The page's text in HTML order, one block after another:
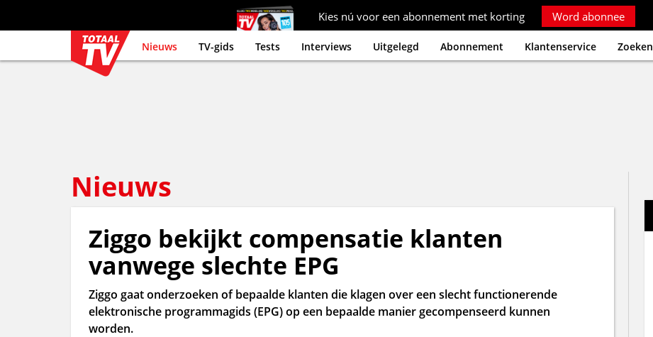
Kies nú voor een abonnement met korting Word abonnee
Nieuws TV-gids Tests Interviews Uitgelegd Abonnement Klantenservice Zoeken
Nieuws
Ziggo bekijkt compensatie klanten
vanwege slechte EPG
Ziggo gaat onderzoeken of bepaalde klanten die klagen over een slecht functionerende
elektronische programmagids (EPG) op een bepaalde manier gecompenseerd kunnen
worden.